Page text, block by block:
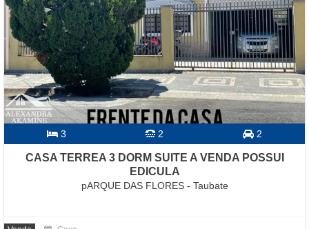
3 2 2
CASA TERREA 3 DORM SUITE A VENDA POSSUI
EDICULA
pARQUE DAS FLORES - Taubate